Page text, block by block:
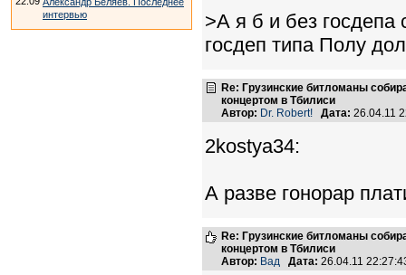
интервью
>А я б и без госдепа
госдеп типа Полу
Re: Грузинские битломаны
концертом в Тбилиси
Автор: Dr. Robert! Дата: 26.04.11
2kostya34:
А разве гонорар
Re: Грузинские битломаны
концертом в Тбилиси
Автор: Вад Дата: 26.04.11